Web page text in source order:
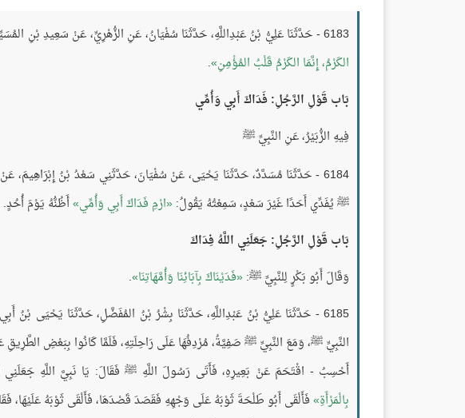
6183 - حَدَّثَنَا عَلِيُّ بْنُ عَبْدِاللَّهِ، حَدَّثَنَا سُفْيَانُ، عَنِ الزُّهْرِيِّ، عَنْ سَعِيدِ بْنِ المُسَيِّبِ، عَنْ أَبِي هُرَيْرَةَ
الكَرْمُ، إِنَّمَا الكَرْمُ قَلْبُ المُؤْمِنِ .
بَاب قَوْلِ الرَّجُلِ: فَدَاكَ أَبِي وَأُمِّي
فِيهِ الزُّبَيْرُ، عَنِ النَّبِيِّ ﷺ
6184 - حَدَّثَنَا مُسَدَّدٌ، حَدَّثَنَا يَحْيَى، عَنْ سُفْيَانَ، حَدَّثَنِي سَعْدُ بْنُ إِبْرَاهِيمَ، عَنْ عَبْدِاللَّهِ بْنِ شَدَّادٍ، عَنْ عَلِيٍّ
ﷺ يُفَدِّي أَحَدًا غَيْرَ سَعْدٍ، سَمِعْتُهُ يَقُولُ: ارْمِ فَدَاكَ أَبِي وَأُمِّي أَظُنُّهُ يَوْمَ أُحُدٍ.
بَاب قَوْلِ الرَّجُلِ: جَعَلَنِي اللَّهُ فِدَاكَ
وَقَالَ أَبُو بَكْرٍ لِلنَّبِيِّ ﷺ: فَدَيْنَاكَ بِآبَائِنَا وَأُمَّهَاتِنَا .
6185 - حَدَّثَنَا عَلِيُّ بْنُ عَبْدِاللَّهِ، حَدَّثَنَا بِشْرُ بْنُ المُفَضَّلِ، حَدَّثَنَا يَحْيَى
النَّبِيِّ ﷺ، وَمَعَ النَّبِيِّ ﷺ صَفِيَّةُ، مُرْدِفُهَا عَلَى رَاحِلَتِهِ، فَلَمَّا كَانُوا بِبَعْضِ
أَحْسِبُ - اقْتَحَمَ عَنْ بَعِيرِهِ، فَأَتَى رَسُولَ اللَّهِ ﷺ فَقَالَ: يَا نَبِيَّ اللَّهِ
بِالْمَرْأَةِ فَأَلْقَى أَبُو طَلْحَةَ ثَوْبَهُ عَلَى وَجْهِهِ فَقَصَدَ قَصْدَهَا، فَأَلْقَى ثَوْبَهُ عَلَيْهَا،